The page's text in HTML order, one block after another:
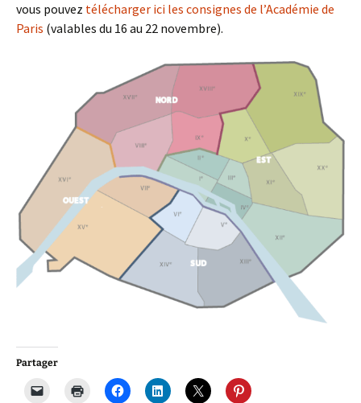
vous pouvez télécharger ici les consignes de l’Académie de
Paris (valables du 16 au 22 novembre).
Partager